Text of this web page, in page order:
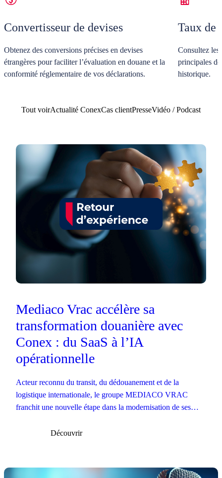
Convertisseur de devises
Obtenez des conversions précises en devises
étrangères pour faciliter l’évaluation en douane et la
conformité réglementaire de vos déclarations.
Taux de
Consultez les
principales
historique.
Tout voirActualité ConexCas clientPresseVidéo / Podcast
Mediaco Vrac accélère sa
transformation douanière avec
Conex : du SaaS à l’IA
opérationnelle
Acteur reconnu du transit, du dédouanement et de la
logistique internationale, le groupe MEDIACO VRAC
franchit une nouvelle étape dans la modernisation de ses
Découvrir